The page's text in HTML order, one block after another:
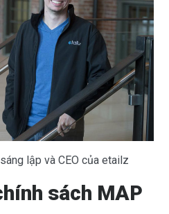
lập và CEO của etailz
sách MAP